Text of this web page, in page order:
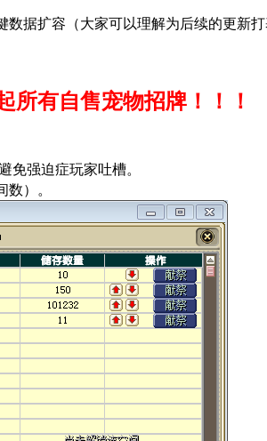
据扩容（大家可以理解为后续的更新
所有自售宠物招牌！！！
免强迫症玩家吐槽。
）。